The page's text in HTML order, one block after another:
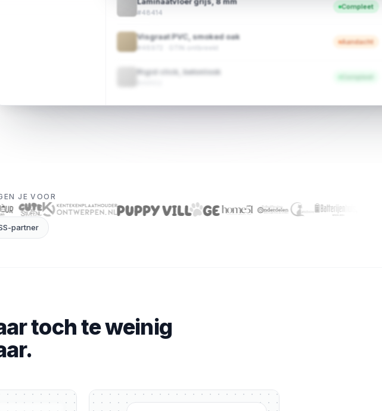
#48414
Compleet
Visgraat PVC, smoked oak
Aandacht
Rigid click, betonlook
JE VOOR
partner
toch te weinig